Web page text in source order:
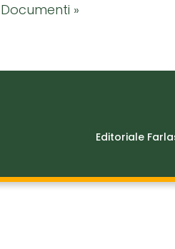
Documenti »
Editoriale